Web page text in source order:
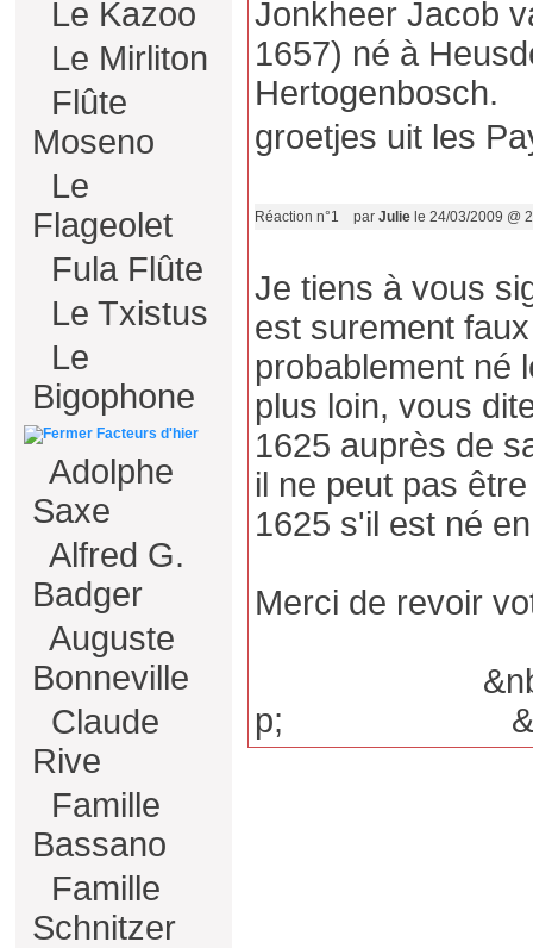
Le Kazoo
Le Mirliton
Flûte
Moseno
Le
Flageolet
Fula Flûte
Le Txistus
Le
Bigophone
Facteurs d'hier
Adolphe
Saxe
Alfred G.
Badger
Auguste
Bonneville
Claude
Rive
Famille
Bassano
Famille
Schnitzer
Jonkheer Jacob
1657) né à
Hertogenbosch.
groetjes uit les
Réaction n°1 par Julie le 24/03/2009 @
Je tiens à vous
est surement
probablement né
plus loin, vous
1625 auprès de
il ne peut pas
1625 s'il est né
Merci de revoir
&nbs
p; &nbs